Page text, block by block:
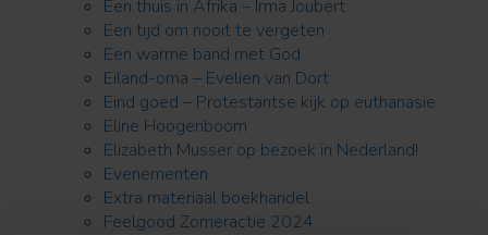
Een thuis in Afrika – Irma Joubert
Een tijd om nooit te vergeten
Een warme band met God
Eiland-oma – Evelien van Dort
Eind goed – Protestantse kijk op euthanasie
Eline Hoogenboom
Elizabeth Musser op bezoek in Nederland!
Evenementen
Extra materiaal boekhandel
Feelgood Zomeractie 2024